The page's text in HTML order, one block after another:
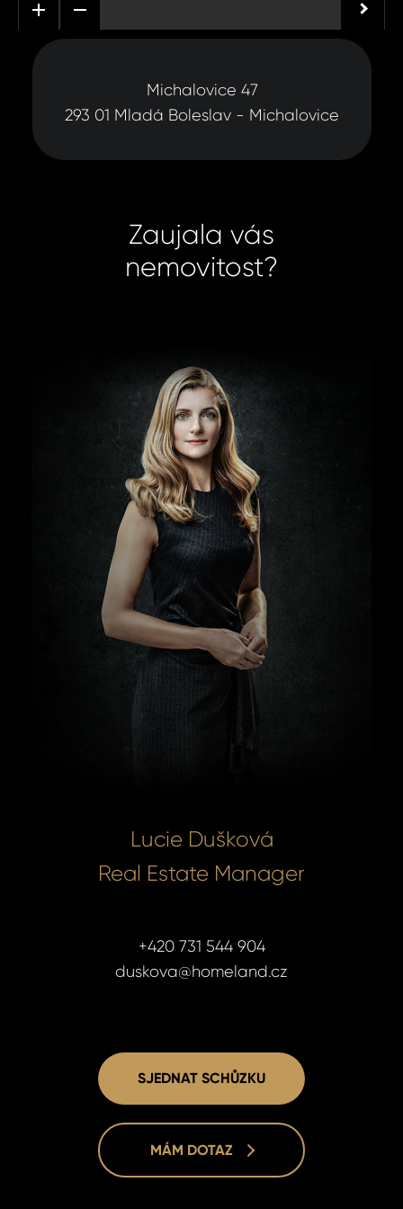
Michalovice 47
293 01 Mladá Boleslav - Michalovice
Zaujala vás
nemovitost?
Lucie Dušková
Real Estate Manager
+420 731 544 904
duskova@homeland.cz
SJEDNAT SCHŮZKU
MÁM DOTAZ